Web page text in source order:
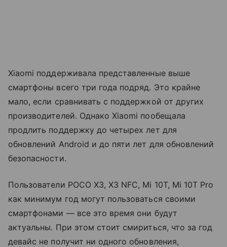
Xiaomi поддерживала представленные выше
смартфоны всего три года подряд. Это крайне
мало, если сравнивать с поддержкой от других
производителей. Однако Xiaomi пообещала
продлить поддержку до четырех лет для
обновлений Android и до пяти лет для обновлений
безопасности.
Пользователи POCO X3, X3 NFC, Mi 10T, Mi 10T Pro
как минимум год могут пользоваться своими
смартфонами — все это время они будут
актуальны. При этом стоит смириться, что за год
девайс не получит ни одного обновления,